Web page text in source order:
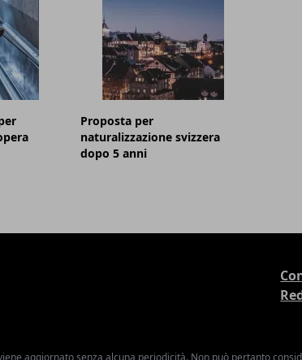
Proposta per
naturalizzazione svizzera
dopo 5 anni